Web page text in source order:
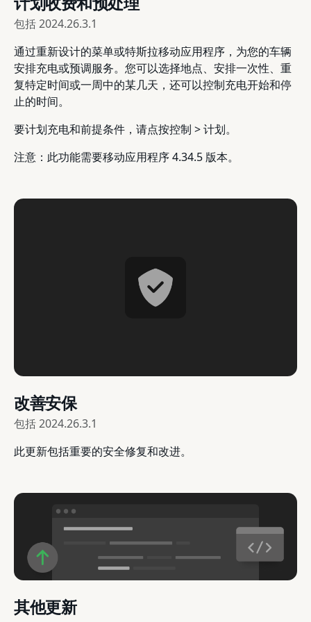
包括2024.26.3.1
通过重新设计的菜单或特斯拉移动应用程序，为您的车辆
安排充电或预调服务。您可以选择地点、安排一次性、重
复特定时间或一周中的某几天，还可以控制充电开始和停
止的时间。
要计划充电和前提条件，请点按控制 > 计划。
注意：此功能需要移动应用程序 4.34.5 版本。
改善安保
包括2024.26.3.1
此更新包括重要的安全修复和改进。
其他更新